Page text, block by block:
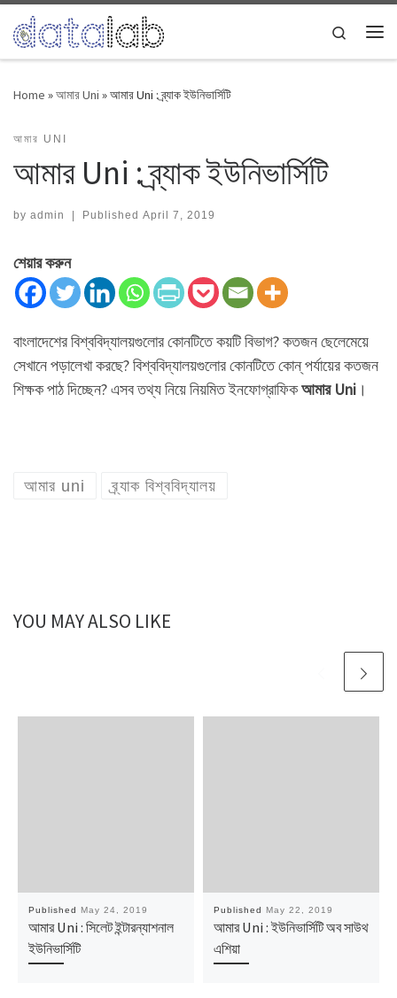
Skip to content
Search
Home »আমার Uni »আমার Uni : ব্র্যাক ইউনিভার্সিটি
আমার UNI
আমার Uni : ব্র্যাক ইউনিভার্সিটি
by admin | Published April 7, 2019
শেয়ার করুন
বাংলাদেশের বিশ্ববিদ্যালয়গুলোর কোনটিতে কয়টি বিভাগ? কতজন ছেলেমেয়ে
সেখানে পড়ালেখা করছে? বিশ্ববিদ্যালয়গুলোর কোনটিতে কোন্ পর্যায়ের কতজন
শিক্ষক পাঠ দিচ্ছেন? এসব তথ্য নিয়ে নিয়মিত ইনফোগ্রাফিকআমার Uni ।
আমার uni ব্র্যাক বিশ্ববিদ্যালয়
YOU MAY ALSO LIKE
Published May 24, 2019
আমার Uni : সিলেট ইন্টারন্যাশনাল
ইউনিভার্সিটি
Published May 22, 2019
আমার Uni : ইউনিভার্সিটি অব সাউথ
এশিয়া